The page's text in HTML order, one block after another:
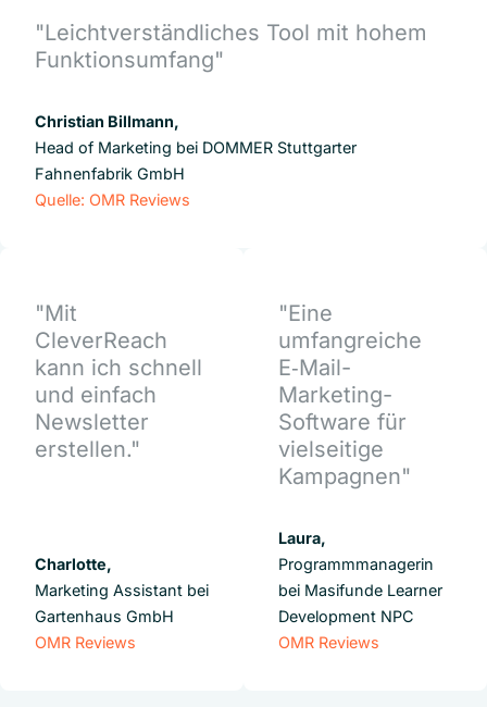
"Leichtverständliches Tool mit hohem
Funktionsumfang"
Christian Billmann,
Head of Marketing bei DOMMER Stuttgarter
Fahnenfabrik GmbH
Quelle: OMR Reviews
"Mit
CleverReach
kann ich schnell
und einfach
Newsletter
erstellen."
Charlotte,
Marketing Assistant bei
Gartenhaus GmbH
OMR Reviews
"Eine
umfangreiche
E‑Mail-
Marketing-
Software für
vielseitige
Kampagnen"
Laura,
Programmmanagerin
bei Masifunde Learner
Development NPC
OMR Reviews